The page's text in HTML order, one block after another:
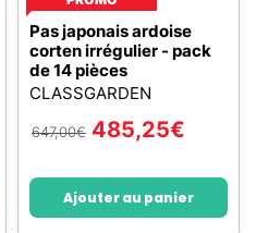
Pas japonais ardoise
corten irrégulier - pack
de 14 pièces
CLASSGARDEN
647,00€ 485,25€
Ajouter au panier